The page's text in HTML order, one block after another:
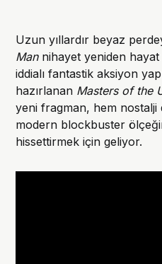
Uzun yıllardır beyaz
Mannihayet yeniden
iddialı fantastik aksiyon
hazırlanan Masters of the
yeni fragman, hem nostalji
modern blockbuster
hissettirmek için geliyor.